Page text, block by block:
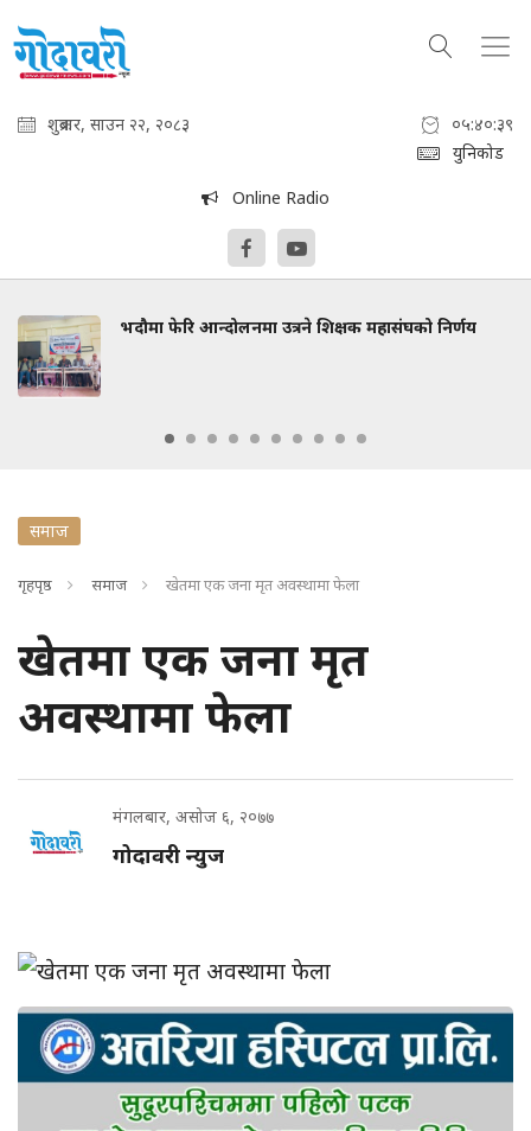
शुक्रबार, साउन २२, २०८३
०५:४०:४०
युनिकोड
Online Radio
भदौमा फेरि आन्दोलनमा उत्रने शिक्षक महासंघको निर्णय
समाज
गृहपृष्ठ समाज खेतमा एक जना मृत अवस्थामा फेला
खेतमा एक जना मृत
अवस्थामा फेला
मंगलबार, असोज ६, २०७७
गोदावरी न्युज